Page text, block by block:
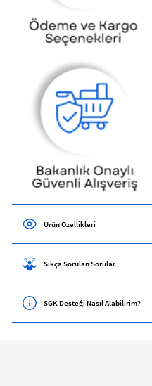
Ürün Özellikleri
Sıkça Sorulan Sorular
SGK Desteği Nasıl Alabilirim?